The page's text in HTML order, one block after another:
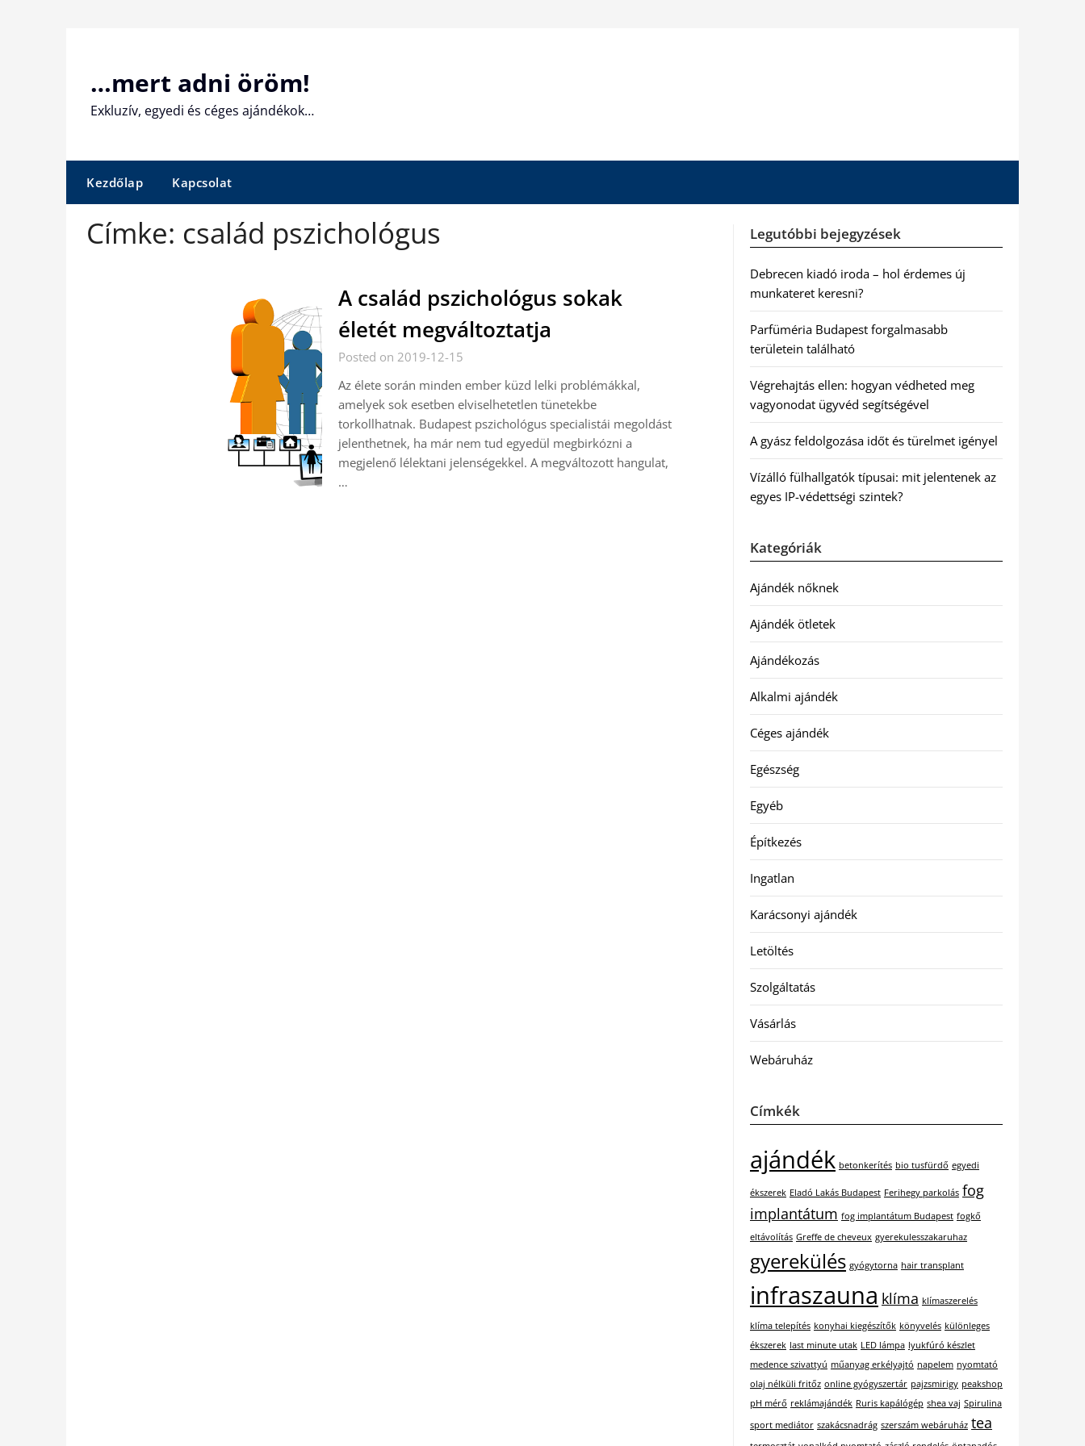
…mert adni öröm!
Exkluzív, egyedi és céges ajándékok…
Kezdőlap Kapcsolat
Címke: család pszichológus
A család pszichológus sokak
életét megváltoztatja
Posted on 2019-12-15
Az élete során minden ember küzd lelki problémákkal,
amelyek sok esetben elviselhetetlen tünetekbe
torkollhatnak. Budapest pszichológus specialistái megoldást
jelenthetnek, ha már nem tud egyedül megbirkózni a
megjelenő lélektani jelenségekkel. A megváltozott hangulat,
…
Legutóbbi bejegyzések
Debrecen kiadó iroda – hol érdemes új
munkateret keresni?
Parfüméria Budapest forgalmasabb
területein található
Végrehajtás ellen: hogyan védheted meg
vagyonodat ügyvéd segítségével
A gyász feldolgozása időt és türelmet igényel
Vízálló fülhallgatók típusai: mit jelentenek az
egyes IP-védettségi szintek?
Kategóriák
Ajándék nőknek
Ajándék ötletek
Ajándékozás
Alkalmi ajándék
Céges ajándék
Egészség
Egyéb
Építkezés
Ingatlan
Karácsonyi ajándék
Letöltés
Szolgáltatás
Vásárlás
Webáruház
Címkék
ajándék betonkerítés bio tusfürdő egyedi
ékszerek Eladó Lakás Budapest Ferihegy parkolás fog
implantátum fog implantátum Budapest fogkő
eltávolítás Greffe de cheveux gyerekulesszakaruhaz
gyerekülés gyógytorna hair transplant
infraszauna klíma klímaszerelés
klíma telepítés konyhai kiegészítők könyvelés különleges
ékszerek last minute utak LED lámpa lyukfúró készlet
medence szivattyú műanyag erkélyajtó napelem nyomtató
olaj nélküli fritőz online gyógyszertár pajzsmirigy peakshop
pH mérő reklámajándék Ruris kapálógép shea vaj Spirulina
sport mediátor szakácsnadrág szerszám webáruház tea